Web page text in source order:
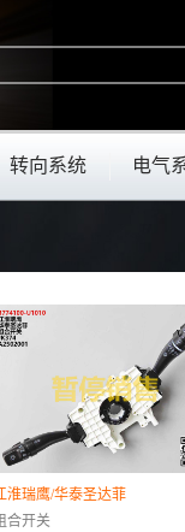
转向系统 电气
淮瑞鹰/华泰圣达菲
合开关